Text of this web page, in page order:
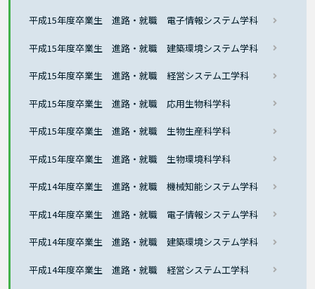
平成15年度卒業生 進路・就職 電子情報システム学科
平成15年度卒業生 進路・就職 建築環境システム学科
平成15年度卒業生 進路・就職 経営システム工学科
平成15年度卒業生 進路・就職 応用生物科学科
平成15年度卒業生 進路・就職 生物生産科学科
平成15年度卒業生 進路・就職 生物環境科学科
平成14年度卒業生 進路・就職 機械知能システム学科
平成14年度卒業生 進路・就職 電子情報システム学科
平成14年度卒業生 進路・就職 建築環境システム学科
平成14年度卒業生 進路・就職 経営システム工学科